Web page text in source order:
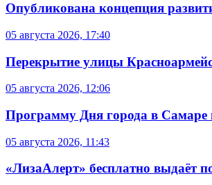
Опубликована концепция
05 августа 2026, 17:40
Перекрытие улицы
05 августа 2026, 12:06
Программу Дня города в Самаре
05 августа 2026, 11:43
«ЛизаАлерт» бесплатно выдаёт